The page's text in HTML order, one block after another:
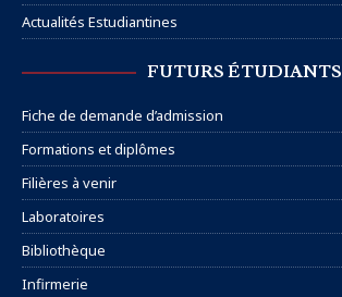
Actualités Estudiantines
FUTURS ÉTUDIANTS
Fiche de demande d’admission
Formations et diplômes
Filières à venir
Laboratoires
Bibliothèque
Infirmerie